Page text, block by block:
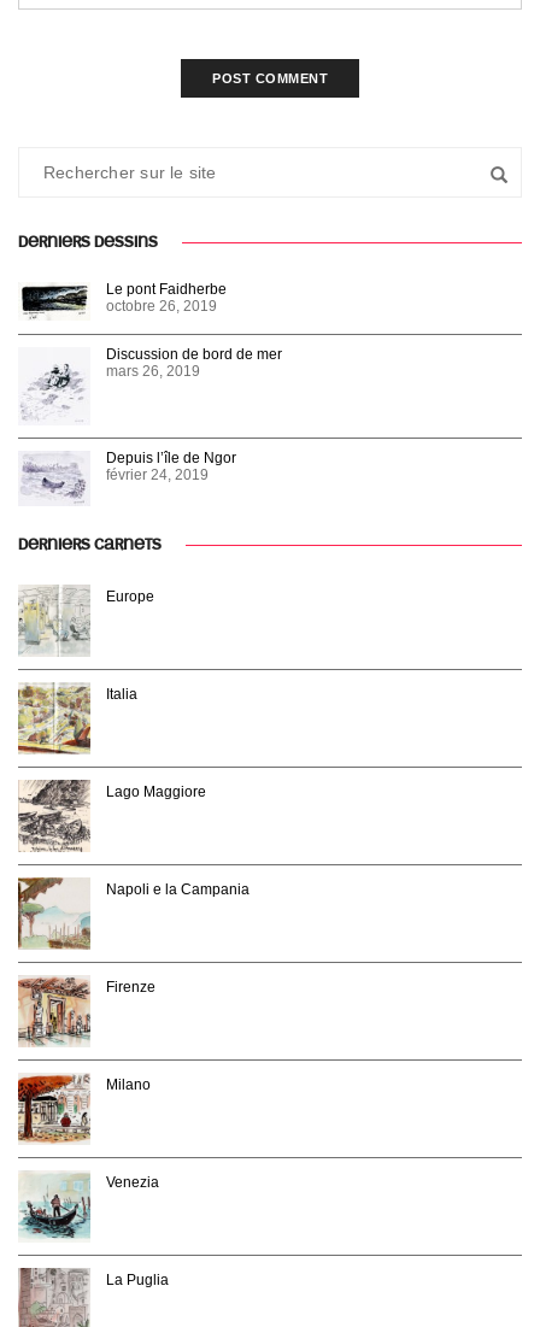
DERNIERS DESSINS
Le pont Faidherbe
octobre 26, 2019
Discussion de bord de mer
mars 26, 2019
Depuis l’île de Ngor
février 24, 2019
DERNIERS CARNETS
Europe
Italia
Lago Maggiore
Napoli e la Campania
Firenze
Milano
Venezia
La Puglia